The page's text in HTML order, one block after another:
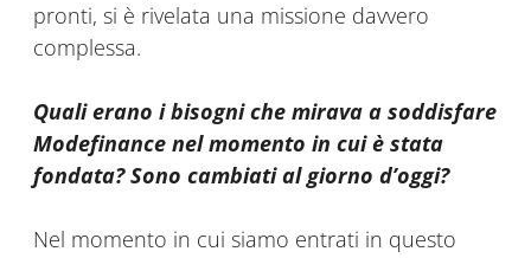
pronti, si è rivelata una missione davvero
complessa.
Quali erano i bisogni che mirava a soddisfare
Modefinance nel momento in cui è stata
fondata? Sono cambiati al giorno d’oggi?
Nel momento in cui siamo entrati in questo